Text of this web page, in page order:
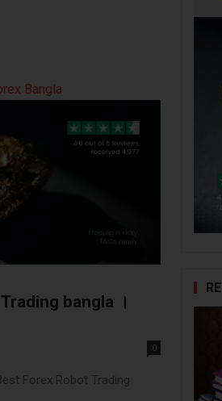
Bangla
bangla ।
0
Forex Robot Trading